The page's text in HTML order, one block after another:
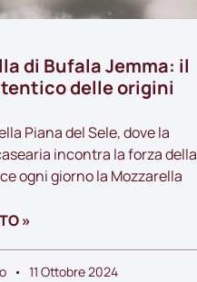
di Bufala Jemma: il
delle origini
Piana del Sele, dove la
incontra la forza della
ogni giorno la Mozzarella
»
11 Ottobre 2024